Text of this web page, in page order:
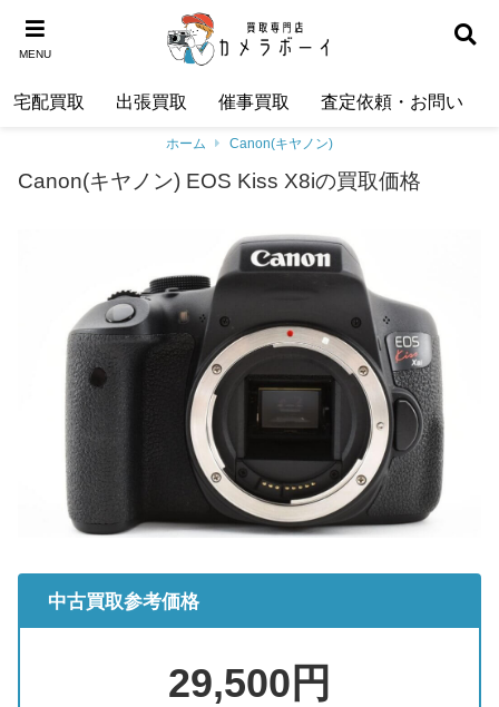
MENU
宅配買取 出張買取 催事買取 査定依頼・お問い合
ホーム Canon(キヤノン)
Canon(キヤノン) EOS Kiss X8iの買取価格
中古買取参考価格
29,500円